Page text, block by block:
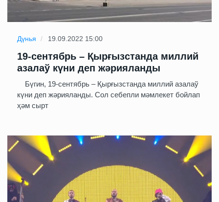
Дүнья 19.09.2022 15:00
19-сентябрь – Қырғызстанда миллий
азалаў күни деп жәрияланды
Бүгин, 19-сентябрь – Қырғызстанда миллий азалаў
күни деп жәрияланды. Сол себепли мәмлекет бойлап
ҳәм сырт